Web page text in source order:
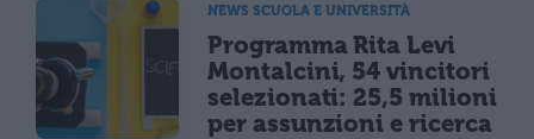
NEWS SCUOLA E UNIVERSITÀ
Programma Rita Levi
Montalcini, 54 vincitori
selezionati: 25,5 milioni
per assunzioni e ricerca